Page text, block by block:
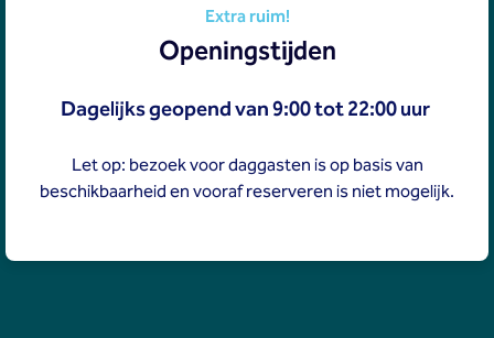
Extra ruim!
Openingstijden
Dagelijks geopend van 9:00 tot 22:00 uur
Let op: bezoek voor daggasten is op basis van
beschikbaarheid en vooraf reserveren is niet mogelijk.